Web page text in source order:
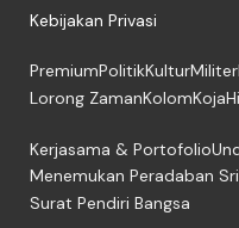
Kebijakan Privasi
PremiumPolitikKulturMiliter
Lorong ZamanKolomKoja
Kerjasama & Portofolio
Menemukan Peradaban
Surat Pendiri Bangsa